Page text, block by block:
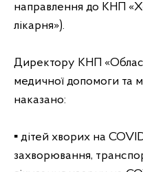
направлення до КНП
лікарня»).
Директору КНП
медичної допомоги та
наказано:
▪ дітей хворих на
захворювання,